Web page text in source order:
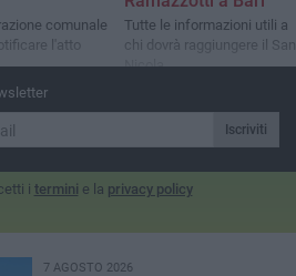
comunale
l'atto
Tutte le informazioni utili a
chi dovrà raggiungere il San
Nicola
Iscriviti
i termini e la privacy policy
7 AGOSTO 2026